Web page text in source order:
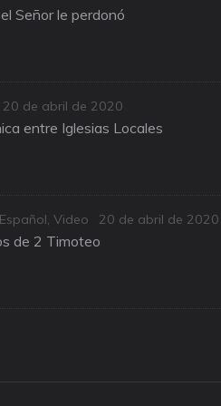
on
Señor le perdonó
Posted
on
20 de abril de 2020
entre Iglesias Locales
Español, Video
Posted
on
20 de abril de 2020
de 2 Timoteo